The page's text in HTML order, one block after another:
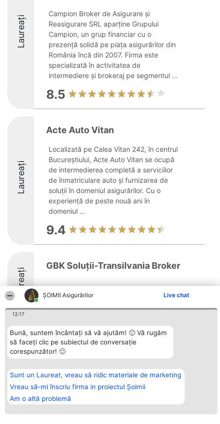
ȘOIMII Asigurărilor Live chat
12:17
Bună, suntem încântați să vă ajutăm! 🙂 Vă rugăm
să faceți clic pe subiectul de conversație
corespunzător! 🙂
Sunt un Laureat, vreau să ridic materiale de marketing
Vreau să-mi înscriu firma in proiectul Șoimii
Am o altă problemă
Laureați
Campion Broker de Asigurare și
Reasigurare SRL aparține Grupului
Campion, un grup financiar cu o
prezență solidă pe piața asigurărilor din
România încă din 2007. Firma este
specializată în activitatea de
intermediere și brokeraj pe segmentul ...
8.5
Laureați
Acte Auto Vitan
Localizată pe Calea Vitan 242, în centrul
Bucureștiului, Acte Auto Vitan se ocupă
de intermedierea completă a serviciilor
de înmatriculare auto și furnizarea de
soluții în domeniul asigurărilor. Cu o
experiență de peste nouă ani în
domeniul ...
9.4
Laureați
GBK Soluții-Transilvania Broker
8.5
Organizator Ranking
BRIGHT SOLUTIONS BR SRL
Aleea Timisul De Sus 2 Bl. A30
București
CUI 36737675
tel: +40 770 990 492
Plebiscyt
Reguli
Statut
Politica de
confidențialitate